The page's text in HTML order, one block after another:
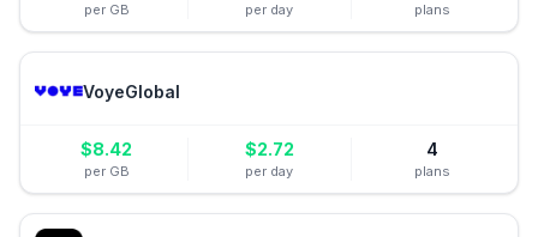
per GB per day plans
VoyeGlobal
$8.42
per GB
$2.72
per day
4
plans